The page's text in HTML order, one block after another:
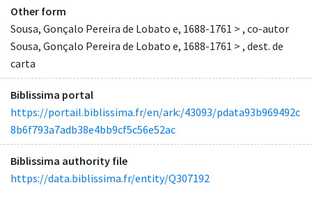
Other form
Sousa, Gonçalo Pereira de Lobato e, 1688-1761 > , co-autor
Sousa, Gonçalo Pereira de Lobato e, 1688-1761 > , dest. de
carta
Biblissima portal
https://portail.biblissima.fr/en/ark:/43093/pdata93b969492c
8b6f793a7adb38e4bb9cf5c56e52ac
Biblissima authority file
https://data.biblissima.fr/entity/Q307192